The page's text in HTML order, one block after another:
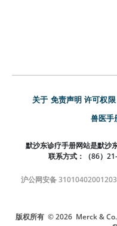
关于 免责声明 许可权限
兽医手
默沙东诊疗手册网站是默沙
联系方式：（86）
沪公网安备
版权所有 © 2026 Merck &